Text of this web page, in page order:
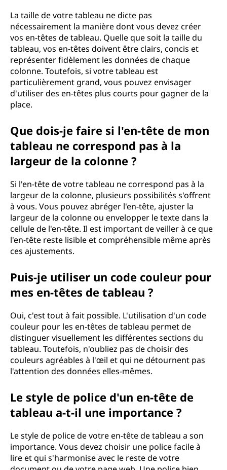
La taille de votre tableau ne dicte pas
nécessairement la manière dont vous devez créer
vos en-têtes de tableau. Quelle que soit la taille du
tableau, vos en-têtes doivent être clairs, concis et
représenter fidèlement les données de chaque
colonne. Toutefois, si votre tableau est
particulièrement grand, vous pouvez envisager
d'utiliser des en-têtes plus courts pour gagner de la
place.
Que dois-je faire si l'en-tête de mon
tableau ne correspond pas à la
largeur de la colonne ?
Si l'en-tête de votre tableau ne correspond pas à la
largeur de la colonne, plusieurs possibilités s'offrent
à vous. Vous pouvez abréger l'en-tête, ajuster la
largeur de la colonne ou envelopper le texte dans la
cellule de l'en-tête. Il est important de veiller à ce que
l'en-tête reste lisible et compréhensible même après
ces ajustements.
Puis-je utiliser un code couleur pour
mes en-têtes de tableau ?
Oui, c'est tout à fait possible. L'utilisation d'un code
couleur pour les en-têtes de tableau permet de
distinguer visuellement les différentes sections du
tableau. Toutefois, n'oubliez pas de choisir des
couleurs agréables à l'œil et qui ne détournent pas
l'attention des données elles-mêmes.
Le style de police d'un en-tête de
tableau a-t-il une importance ?
Le style de police de votre en-tête de tableau a son
importance. Vous devez choisir une police facile à
lire et qui s'harmonise avec le reste de votre